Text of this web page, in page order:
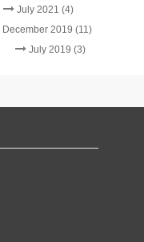
July 2021 (4)
December 2019 (11)
July 2019 (3)